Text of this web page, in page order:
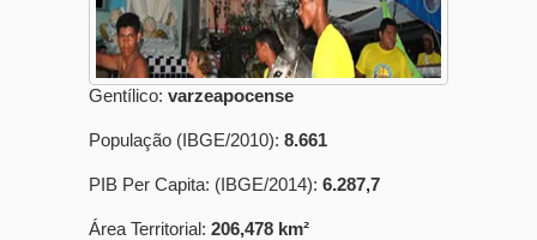
Gentílico: varzeapocense
População (IBGE/2010): 8.661
PIB Per Capita: (IBGE/2014): 6.287,7
Área Territorial: 206,478 km²